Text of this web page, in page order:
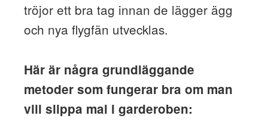
tröjor ett bra tag innan de lägger ägg
och nya flygfän utvecklas.
Här är några grundläggande
metoder som fungerar bra om man
vill slippa mal i garderoben: